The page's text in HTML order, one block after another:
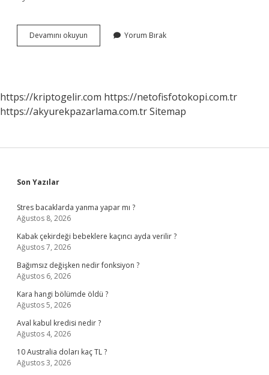
Devamını okuyun
Altı
Yorum Bırak
https://kriptogelir.com https://netofisfotokopi.com.tr
https://akyurekpazarlama.com.trSitemap
Sidebar
Son Yazılar
Stres bacaklarda yanma yapar mı ?
Ağustos 8, 2026
Kabak çekirdeği bebeklere kaçıncı ayda verilir ?
Ağustos 7, 2026
Bağımsız değişken nedir fonksiyon ?
Ağustos 6, 2026
Kara hangi bölümde öldü ?
Ağustos 5, 2026
Aval kabul kredisi nedir ?
Ağustos 4, 2026
10 Australia doları kaç TL ?
Ağustos 3, 2026